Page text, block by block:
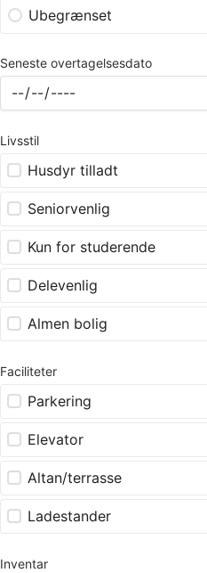
Ubegrænset
Seneste overtagelsesdato
Livsstil
Husdyr tilladt
Seniorvenlig
Kun for studerende
Delevenlig
Almen bolig
Faciliteter
Parkering
Elevator
Altan/terrasse
Ladestander
Inventar